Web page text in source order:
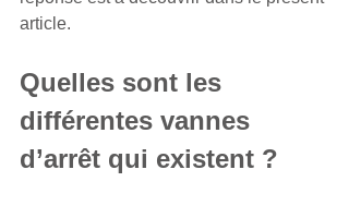
article.
Quelles sont les
différentes vannes
d’arrêt qui existent ?